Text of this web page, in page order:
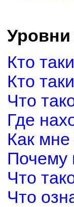
Уровни
Кто
Кто
Что
Где
Как мне
Почему
Что
Что